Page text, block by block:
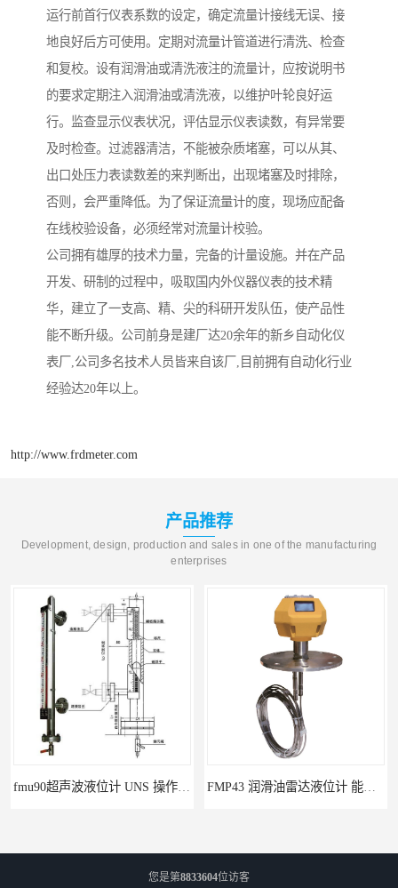
运行前首行仪表系数的设定，确定流量计接线无误、接
地良好后方可使用。定期对流量计管道进行清洗、检查
和复校。设有润滑油或清洗液注的流量计，应按说明书
的要求定期注入润滑油或清洗液，以维护叶轮良好运
行。监查显示仪表状况，评估显示仪表读数，有异常要
及时检查。过滤器清洁，不能被杂质堵塞，可以从其、
出口处压力表读数差的来判断出，出现堵塞及时排除，
否则，会严重降低。为了保证流量计的度，现场应配备
在线校验设备，必须经常对流量计校验。
公司拥有雄厚的技术力量，完备的计量设施。并在产品
开发、研制的过程中，吸取国内外仪器仪表的技术精
华，建立了一支高、精、尖的科研开发队伍，使产品性
能不断升级。公司前身是建厂达20余年的新乡自动化仪
表厂,公司多名技术人员皆来自该厂,目前拥有自动化行业
经验达20年以上。
http://www.frdmeter.com
产品推荐
Development, design, production and sales in one of the manufacturing
enterprises
fmu90超声波液位计 UNS 操作简单 FMP43 润滑油雷达液位计 能够提供定制服务
您是第8833604位访客